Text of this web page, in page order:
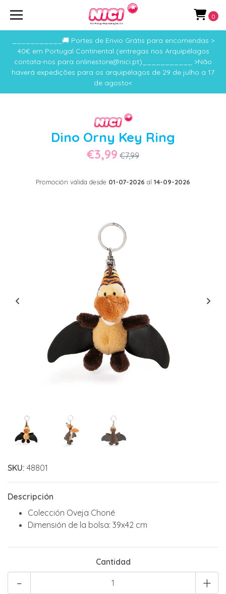
___________🚚 Portes de Envio Grátis para encomendas >
40€ em Portugal Continental (entregas nos Arquipélagos
contata-nos para onlinestore@nici.pt)___________ >Não
haverá expedições para os arquipélagos de 29 de julho a 17
de agosto<
0
Dino Orny Key Ring
€3,99 €7,99
Promoción válida desde 01-07-2026 al 14-09-2026
SKU: 48801
Descripción
Colección Oveja Choné
Dimensión de la bolsa: 39x42 cm
Cantidad
+
-